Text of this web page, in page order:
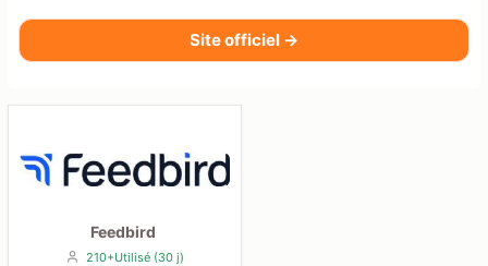
Site officiel →
Feedbird
210+Utilisé (30 j)